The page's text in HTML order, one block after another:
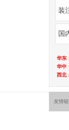
装
国
华东
华中
西北
友情链